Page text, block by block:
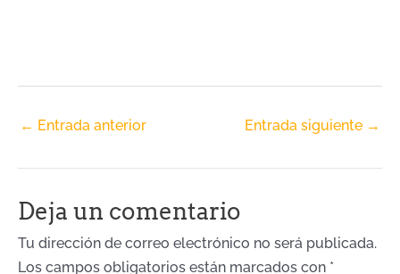
← Entrada anterior Entrada siguiente →
Deja un comentario
Tu dirección de correo electrónico no será publicada.
Los campos obligatorios están marcados con *